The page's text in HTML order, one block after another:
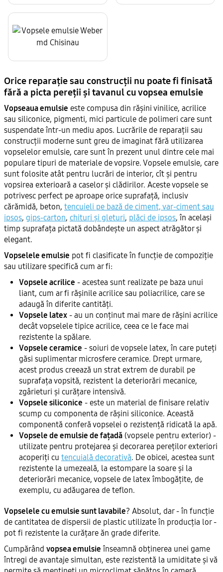
Orice reparație sau construcții nu poate fi finisată
fără a picta pereții și tavanul cu vopsea emulsie
Vopseaua emulsie este compusa din rășini vinilice, acrilice
sau siliconice, pigmenti, mici particule de polimeri care sunt
suspendate într-un mediu apos. Lucrările de reparații sau
construcții moderne sunt greu de imaginat fără utilizarea
vopselelor emulsie, care sunt în prezent unul dintre cele mai
populare tipuri de materiale de vopsire. Vopsele emulsie, care
sunt folosite atât pentru lucrări de interior, cît și pentru
vopsirea exterioară a caselor și clădirilor. Aceste vopsele se
potrivesc perfect pe aproape orice suprafață, inclusiv
cărămidă, beton, tencuieli pe bază de ciment, var-ciment sau
ipsos, gips-carton, chituri și gleturi, plăci de ipsos, în același
timp suprafața pictată dobândește un aspect atrăgător și
elegant.
Vopselele emulsie pot fi clasificate în funcție de compoziție
sau utilizare specifică cum ar fi:
Vopsele acrilice - acestea sunt realizate pe baza unui
liant, cum ar fi rășinile acrilice sau poliacrilice, care se
adaugă în diferite cantități.
Vopsele latex - au un conținut mai mare de rășini acrilice
decât vopselele tipice acrilice, ceea ce le face mai
rezistente la spălare.
Vopsele ceramice - soiuri de vopsele latex, în care puteți
găsi suplimentar microsfere ceramice. Drept urmare,
acest produs creează un strat extrem de durabil pe
suprafața vopsită, rezistent la deteriorări mecanice,
zgârieturi și curățare intensivă.
Vopsele siliconice - este un material de finisare relativ
scump cu componenta de rășini siliconice. Această
componentă conferă vopselei o rezistență ridicată la apă.
Vopsele de emulsie de fațadă (vopsele pentru exterior) -
utilizate pentru protejarea și decorarea pereților exteriori
acoperiți cu tencuială decorativă. De obicei, acestea sunt
rezistente la umezeală, la estompare la soare și la
deteriorări mecanice, vopsele de latex îmbogățite, de
exemplu, cu adăugarea de teflon.
Vopselele cu emulsie sunt lavabile? Absolut, dar - în funcție
de cantitatea de dispersii de plastic utilizate în producția lor -
pot fi rezistente la curățare ăn grade diferite.
Cumpărând vopsea emulsie înseamnă obținerea unei game
întregi de avantaje simultan, este rezistentă la umiditate și vă